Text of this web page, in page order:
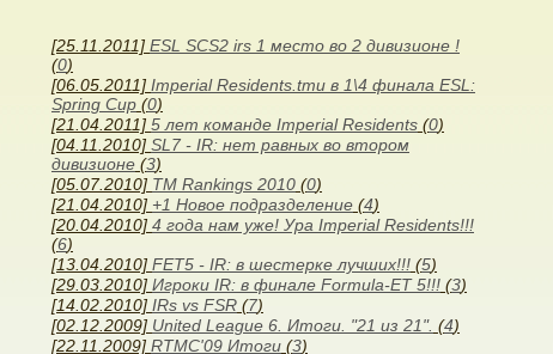
[25.11.2011] ESL SCS2 irs 1 место во 2 дивизионе !
(0)
[06.05.2011] Imperial Residents.tmu в 1\4 финала ESL:
Spring Cup (0)
[21.04.2011] 5 лет команде Imperial Residents (0)
[04.11.2010] SL7 - IR: нет равных во втором
дивизионе (3)
[05.07.2010] TM Rankings 2010 (0)
[21.04.2010] +1 Новое подразделение (4)
[20.04.2010] 4 года нам уже! Ура Imperial Residents!!!
(6)
[13.04.2010] FET5 - IR: в шестерке лучших!!! (5)
[29.03.2010] Игроки IR: в финале Formula-ET 5!!! (3)
[14.02.2010] IRs vs FSR (7)
[02.12.2009] United League 6. Итоги. "21 из 21". (4)
[22.11.2009] RTMC'09 Итоги (3)